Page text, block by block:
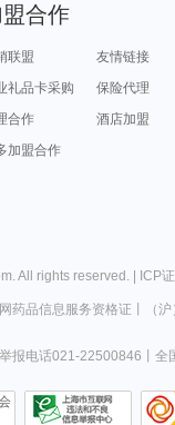
合作
联盟
友情链接
礼品卡采购
保险代理
合作
酒店加盟
加盟合作
. All rights reserved. | ICP
药品信息服务资格证 （
报电话021-22500846 全